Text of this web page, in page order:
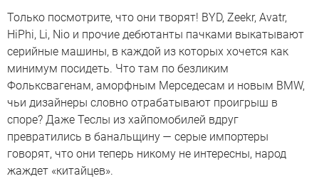
Только посмотрите, что они творят! BYD, Zeekr, Avatr,
HiPhi, Li, Nio и прочие дебютанты пачками выкатывают
серийные машины, в каждой из которых хочется как
минимум посидеть. Что там по безликим
Фольксвагенам, аморфным Мерседесам и новым BMW,
чьи дизайнеры словно отрабатывают проигрыш в
споре? Даже Теслы из хайпомобилей вдруг
превратились в банальщину — серые импортеры
говорят, что они теперь никому не интересны, народ
жаждет «китайцев».